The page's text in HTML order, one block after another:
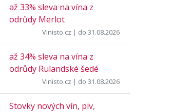
až 33% sleva na vína z
odrůdy Merlot
Vinisto.cz | do 31.08.2026
až 34% sleva na vína z
odrůdy Rulandské šedé
Vinisto.cz | do 31.08.2026
Stovky nových vín, piv,